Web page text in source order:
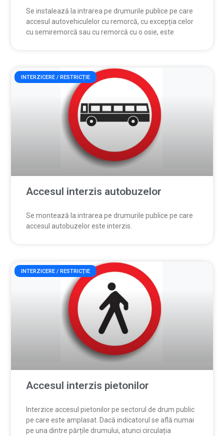
Se instalează la intrarea pe drumurile publice pe care
accesul autovehiculelor cu remorcă, cu excepția celor
cu semiremorcă sau cu remorcă cu o osie, este
INTERZICERE / RESTRICȚIE
Accesul interzis autobuzelor
Se montează la intrarea pe drumurile publice pe care
accesul autobuzelor este interzis.
INTERZICERE / RESTRICȚIE
Accesul interzis pietonilor
Interzice accesul pietonilor pe sectorul de drum public
pe care este amplasat. Dacă indicatorul se află numai
pe una dintre părțile drumului, atunci circulația